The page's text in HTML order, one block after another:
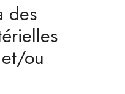
des
ou